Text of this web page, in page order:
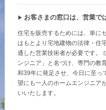
デザイナーズギャラリー
インテリア
住まいづくりガイド
買う
店舗・各種施設
土地活用モデルルーム見学
土地活用実例
法人のお客さま
リフォームの流れ
リフォームメニュー
リフォーム事例
事業用
再開発・官民連携事業
分譲マンション開発事業
収益不動産・投資開発事業
サポートメニュー
住まいるりんぐ（ロング
保証制度
企業・IR情報
企業・IR
ニュース
展示場・イベント情
カタログ請求
住まいのご相談
お客さまの窓口は、営業で
住宅を販売するためには、単に
はもとより宅地建物の法律・住
通した営業技術者が必要です。
ンジニア」と名づけ、専門の教
和39年に発足させ、今日に至っ
望にも一人のホームエンジニア
いいたします。